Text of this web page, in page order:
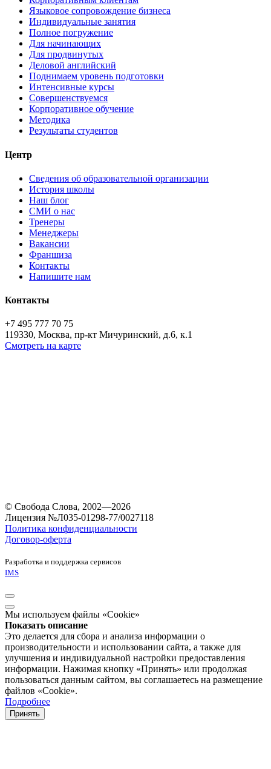
Языковое сопровождение бизнеса
Индивидуальные занятия
Полное погружение
Для начинающих
Для продвинутых
Деловой английский
Поднимаем уровень подготовки
Интенсивные курсы
Совершенствуемся
Корпоративное обучение
Методика
Результаты студентов
Центр
Сведения об образовательной организации
История школы
Наш блог
СМИ о нас
Тренеры
Менеджеры
Вакансии
Франшиза
Контакты
Напишите нам
Контакты
+7 495 777 70 75
119330, Москва, пр-кт Мичуринский, д.6, к.1
Смотреть на карте
© Свобода Слова, 2002—2026
Лицензия №Л035-01298-77/0027118
Политика конфиденциальности
Договор-оферта
Разработка и поддержка сервисов
IMS
Мы используем файлы «Cookie»
Показать описание
Это делается для сбора и анализа информации о
производительности и использовании сайта, а также для
улучшения и индивидуальной настройки предоставления
информации. Нажимая кнопку «Принять» или продолжая
пользоваться данным сайтом, вы соглашаетесь на размещение
файлов «Cookie».
Подробнее
Принять